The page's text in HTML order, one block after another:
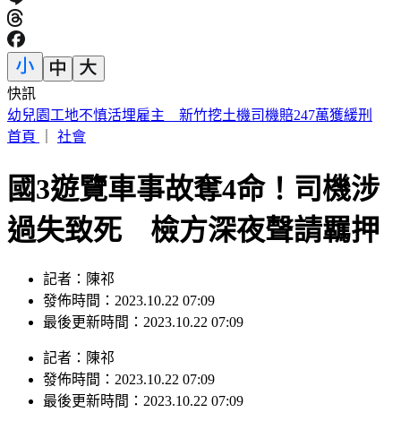
快訊
SBS歌謠大戰／Hearts2Hearts重現夏日神曲
首頁
社會
國3遊覽車事故奪4命！司機涉
過失致死 檢方深夜聲請羈押
記者：陳祁
發佈時間：2023.10.22 07:09
最後更新時間：2023.10.22 07:09
記者 ： 陳祁
發佈時間： 2023.10.22 07:09
最後更新時間： 2023.10.22 07:09